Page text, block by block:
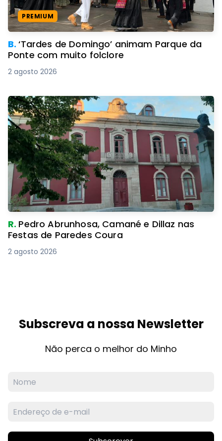
PREMIUM
B.‘Tardes de Domingo’ animam Parque da
Ponte com muito folclore
2 agosto 2026
R. Pedro Abrunhosa, Camané e Dillaz nas
Festas de Paredes Coura
2 agosto 2026
Subscreva a nossa Newsletter
Não perca o melhor do Minho